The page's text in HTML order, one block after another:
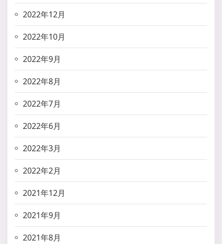
2022年12月
2022年10月
2022年9月
2022年8月
2022年7月
2022年6月
2022年3月
2022年2月
2021年12月
2021年9月
2021年8月